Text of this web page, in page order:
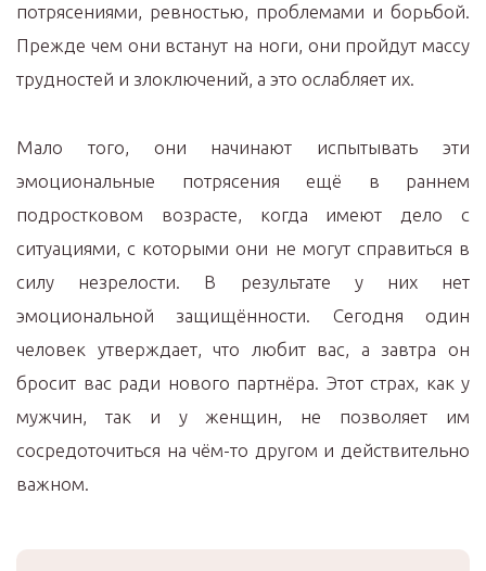
потрясениями, ревностью, проблемами и борьбой.
Прежде чем они встанут на ноги, они пройдут массу
трудностей и злоключений, а это ослабляет их.
Мало того, они начинают испытывать эти
эмоциональные потрясения ещё в раннем
подростковом возрасте, когда имеют дело с
ситуациями, с которыми они не могут справиться в
силу незрелости. В результате у них нет
эмоциональной защищённости. Сегодня один
человек утверждает, что любит вас, а завтра он
бросит вас ради нового партнёра. Этот страх, как у
мужчин, так и у женщин, не позволяет им
сосредоточиться на чём-то другом и действительно
важном.